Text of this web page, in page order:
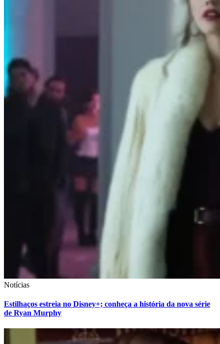
Notícias
Estilhaços estreia no Disney+; conheça a história da nova série
de Ryan Murphy